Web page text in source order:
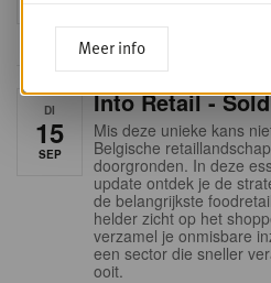
onderhandelingstafel is
DI
15
SEP
Into Retail -
Mis deze unieke kans
Belgische
doorgronden. In deze
update ontdek je de
de belangrijkste
helder zicht op het
verzamel je onmisbare
een sector die sneller
ooit.
Meer info